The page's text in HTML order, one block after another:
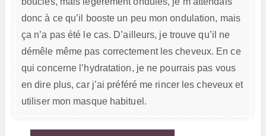
donc à ce qu’il booste un peu mon ondulation, mais
ça n’a pas été le cas. D’ailleurs, je trouve qu’il ne
démêle même pas correctement les cheveux. En ce
qui concerne l’hydratation, je ne pourrais pas vous
en dire plus, car j’ai préféré me rincer les cheveux et
utiliser mon masque habituel.